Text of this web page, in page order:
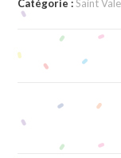
Catégorie :Saint